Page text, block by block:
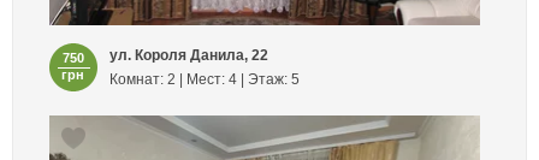
750
грн
ул. Короля Данила, 22
Комнат: 2 | Мест: 4 | Этаж: 5